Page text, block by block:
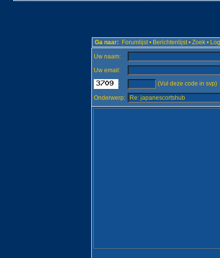
Ga naar: Forumlijst • Berichtenlijst • Zoek •
Uw naam:
Uw email:
:
(Vul deze code in svp)
Onderwerp: